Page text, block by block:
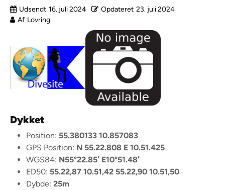
Udsendt 16. juli 2024 Opdateret 23. juli 2024
Af Lovring
Dykket
Position: 55.380133 10.857083
GPS Position: N 55.22.808 E 10.51.425
WGS84: N55°22.85′ E10°51.48′
ED50: 55.22,87 10.51,42 55.22,90 10.51,50
Dybde: 25m